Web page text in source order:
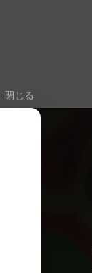
閉じる